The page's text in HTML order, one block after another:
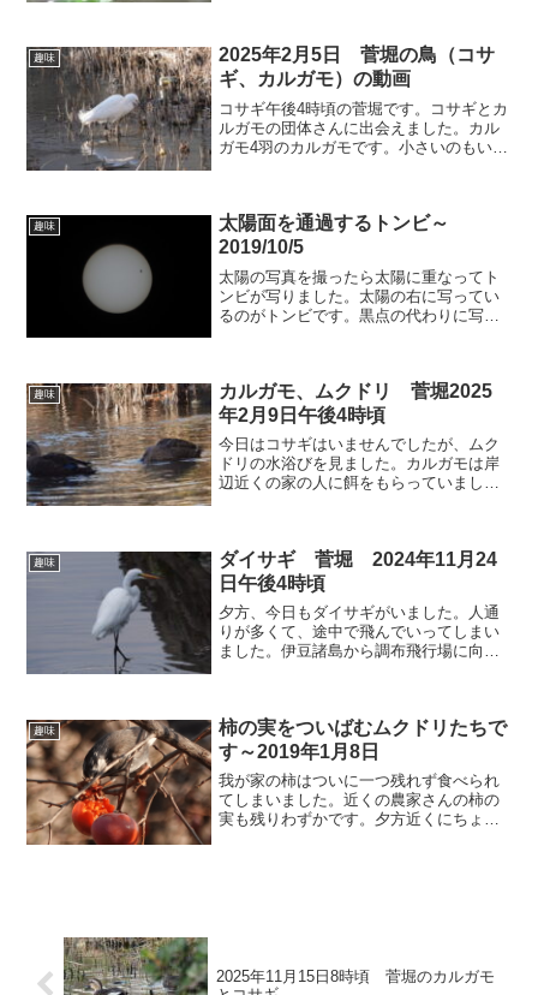
趣味
2025年2月5日 菅堀の鳥（コサ
ギ、カルガモ）の動画
コサギ午後4時頃の菅堀です。コサギとカ
ルガモの団体さんに出会えました。カル
ガモ4羽のカルガモです。小さいのもいた
た。
趣味
太陽面を通過するトンビ～
2019/10/5
太陽の写真を撮ったら太陽に重なってト
ンビが写りました。太陽の右に写ってい
るのがトンビです。黒点の代わりに写っ
1/4000秒、F...
趣味
カルガモ、ムクドリ 菅堀2025
年2月9日午後4時頃
今日はコサギはいませんでしたが、ムク
ドリの水浴びを見ました。カルガモは岸
辺近くの家の人に餌をもらっていまし
れに乗って伊豆初頭に行っ...
趣味
ダイサギ 菅堀 2024年11月24
日午後4時頃
夕方、今日もダイサギがいました。人通
りが多くて、途中で飛んでいってしまい
ました。伊豆諸島から調布飛行場に向か
趣味
柿の実をついばむムクドリたちで
す～2019年1月8日
我が家の柿はついに一つ残れず食べられ
てしまいました。近くの農家さんの柿の
実も残りわずかです。夕方近くにちょう
2025年11月15日8時頃 菅堀のカルガモ